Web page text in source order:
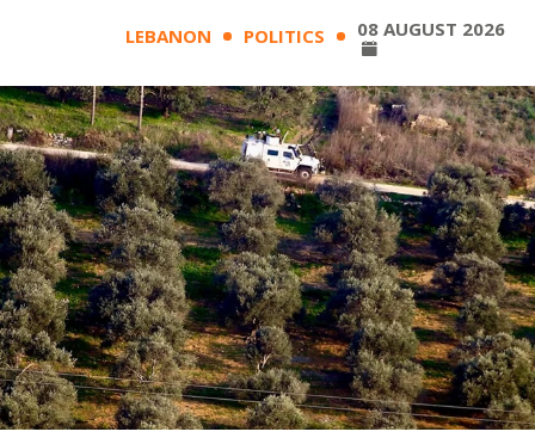
LEBANON POLITICS 08 AUGUST 2026